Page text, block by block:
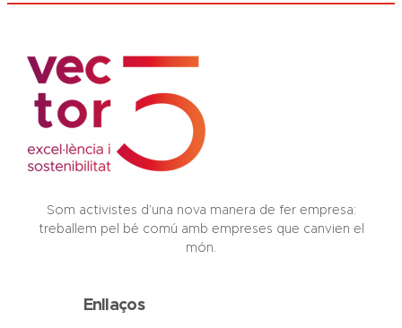
Som activistes d’una nova manera de fer empresa:
treballem pel bé comú amb empreses que canvien el
món.
Enllaços